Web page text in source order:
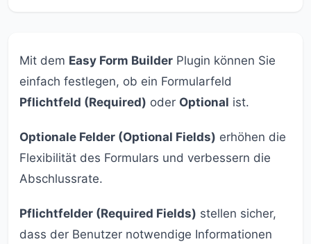
Mit dem Easy Form Builder Plugin können Sie
einfach festlegen, ob ein Formularfeld
Pflichtfeld (Required) oder Optional ist.
Optionale Felder (Optional Fields) erhöhen die
Flexibilität des Formulars und verbessern die
Abschlussrate.
Pflichtfelder (Required Fields) stellen sicher,
dass der Benutzer notwendige Informationen